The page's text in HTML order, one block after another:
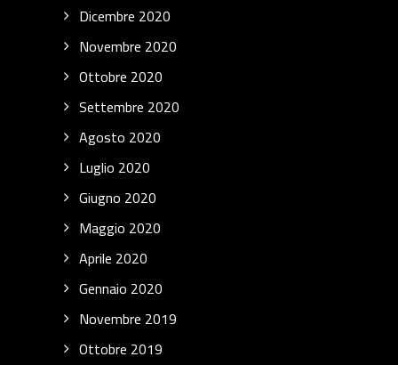
Dicembre 2020
Novembre 2020
Ottobre 2020
Settembre 2020
Agosto 2020
Luglio 2020
Giugno 2020
Maggio 2020
Aprile 2020
Gennaio 2020
Novembre 2019
Ottobre 2019